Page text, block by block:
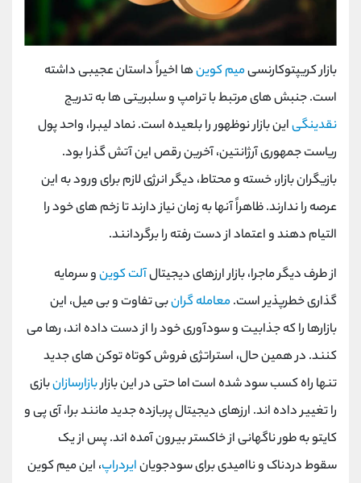
بازار کریپتوکارنسیمیم کوینها اخیراً داستان عجیبی داشته
است. جنبش های مرتبط با ترامپ و سلبریتی ها به تدریج
نقدینگیاین بازار نوظهور را بلعیده است. نماد لیبرا، واحد پول
ریاست جمهوری آرژانتین، آخرین رقص این آتش گذرا بود.
بازیگران بازار، خسته و محتاط، دیگر انرژی لازم برای ورود به این
عرصه را ندارند. ظاهراً آنها به زمان نیاز دارند تا زخم های خود را
التیام دهند و اعتماد از دست رفته را برگردانند.
از طرف دیگر ماجرا، بازار ارزهای دیجیتالآلت کوینو سرمایه
گذاری خطرپذیر است.معامله گرانبی تفاوت و بی میل، این
بازارها را که جذابیت و سودآوری خود را از دست داده اند، رها می
کنند. در همین حال، استراتژی فروش کوتاه توکن های جدید
تنها راه کسب سود شده است اما حتی در این بازاربازارسازانبازی
را تغییر داده اند. ارزهای دیجیتال پربازده جدید مانند برا، آی پی و
کایتو به طور ناگهانی از خاکستر بیرون آمده اند. پس از یک
سقوط دردناک و ناامیدی برای سودجویانایردراپ، این میم کوین